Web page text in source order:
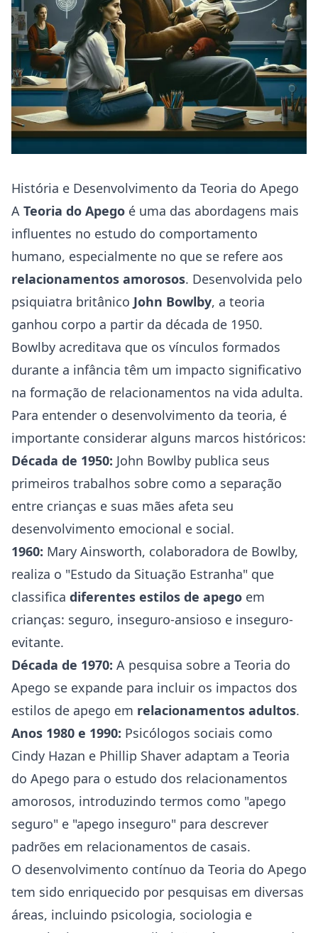
História e Desenvolvimento da Teoria do Apego
A Teoria do Apego é uma das abordagens mais
influentes no estudo do comportamento
humano, especialmente no que se refere aos
relacionamentos amorosos. Desenvolvida pelo
psiquiatra britânico John Bowlby, a teoria
ganhou corpo a partir da década de 1950.
Bowlby acreditava que os vínculos formados
durante a infância têm um impacto significativo
na formação de relacionamentos na vida adulta.
Para entender o desenvolvimento da teoria, é
importante considerar alguns marcos históricos:
Década de 1950: John Bowlby publica seus
primeiros trabalhos sobre como a separação
entre crianças e suas mães afeta seu
desenvolvimento emocional e social.
1960: Mary Ainsworth, colaboradora de Bowlby,
realiza o "Estudo da Situação Estranha" que
classifica diferentes estilos de apego em
crianças: seguro, inseguro-ansioso e inseguro-
evitante.
Década de 1970: A pesquisa sobre a Teoria do
Apego se expande para incluir os impactos dos
estilos de apego em relacionamentos adultos.
Anos 1980 e 1990: Psicólogos sociais como
Cindy Hazan e Phillip Shaver adaptam a Teoria
do Apego para o estudo dos relacionamentos
amorosos, introduzindo termos como "apego
seguro" e "apego inseguro" para descrever
padrões em relacionamentos de casais.
O desenvolvimento contínuo da Teoria do Apego
tem sido enriquecido por pesquisas em diversas
áreas, incluindo psicologia, sociologia e